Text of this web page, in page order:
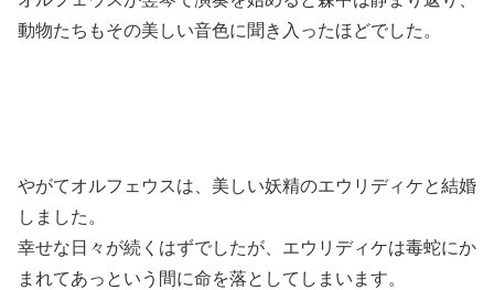
動物たちもその美しい音色に聞き入ったほどでした。
やがてオルフェウスは、美しい妖精のエウリディケと結婚
しました。
幸せな日々が続くはずでしたが、エウリディケは毒蛇にか
まれてあっという間に命を落としてしまいます。